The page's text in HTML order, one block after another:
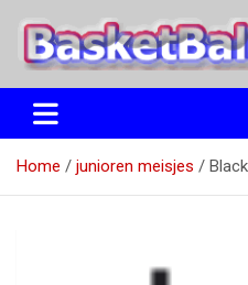
naar
Etten
Home junioren meisjes